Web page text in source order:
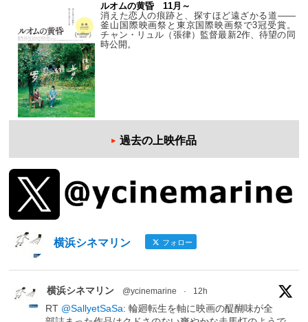
ルオムの黄昏 11月～
消えた恋人の痕跡と、探すほど遠ざかる道——
釜山国際映画祭と東京国際映画祭で3冠受賞。
チャン・リュル（張律）監督最新2作、待望の同
時公開。
過去の上映作品
横浜シネマリン フォロー
横浜シネマリン @ycinemarine · 12h
RT @SallyetSaSa: 輪廻転生を軸に映画の醍醐味が全